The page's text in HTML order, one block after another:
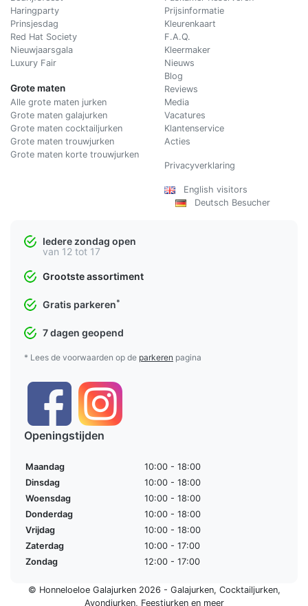
Haringparty
Prinsjesdag
Red Hat Society
Nieuwjaarsgala
Luxury Fair
Grote maten
Alle grote maten jurken
Grote maten galajurken
Grote maten cocktailjurken
Grote maten trouwjurken
Grote maten korte trouwjurken
Prijsinformatie
Kleurenkaart
F.A.Q.
Kleermaker
Nieuws
Blog
Reviews
Media
Vacatures
Klantenservice
Acties
Privacyverklaring
English visitors
Deutsch Besucher
Iedere zondag open
van 12 tot 17
Grootste assortiment
Gratis parkeren*
7 dagen geopend
* Lees de voorwaarden op de parkeren pagina
Openingstijden
Maandag
10:00 - 18:00
Dinsdag
10:00 - 18:00
Woensdag
10:00 - 18:00
Donderdag
10:00 - 18:00
Vrijdag
10:00 - 18:00
Zaterdag
10:00 - 17:00
Zondag
12:00 - 17:00
© Honneloeloe Galajurken 2026 - Galajurken, Cocktailjurken,
Avondjurken, Feestjurkenen meer